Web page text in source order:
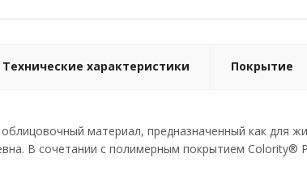
Технические характеристики Покрытие
материал, предназначенный как для
В сочетании с полимерным покрытием Colority®